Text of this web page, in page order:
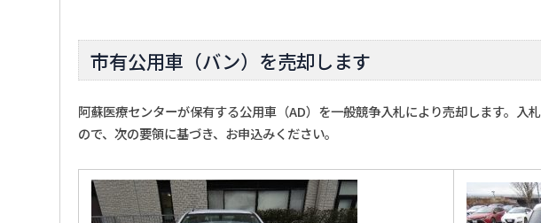
市有公用車（バン）を売却します
阿蘇医療センターが保有する公用車（AD）を一般競争入札により売却します。入
ので、次の要領に基づき、お申込みください。